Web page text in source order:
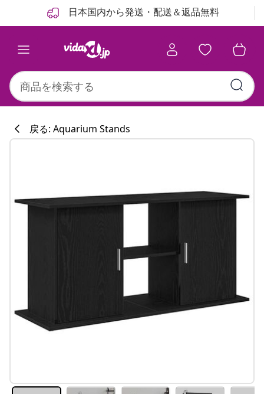
日本国内から発送・配送＆返品無料
戻る: Aquarium Stands